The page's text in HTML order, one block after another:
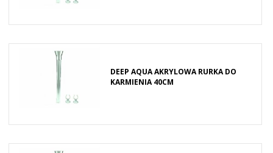
DEEP AQUA AKRYLOWA RURKA DO
KARMIENIA 40CM